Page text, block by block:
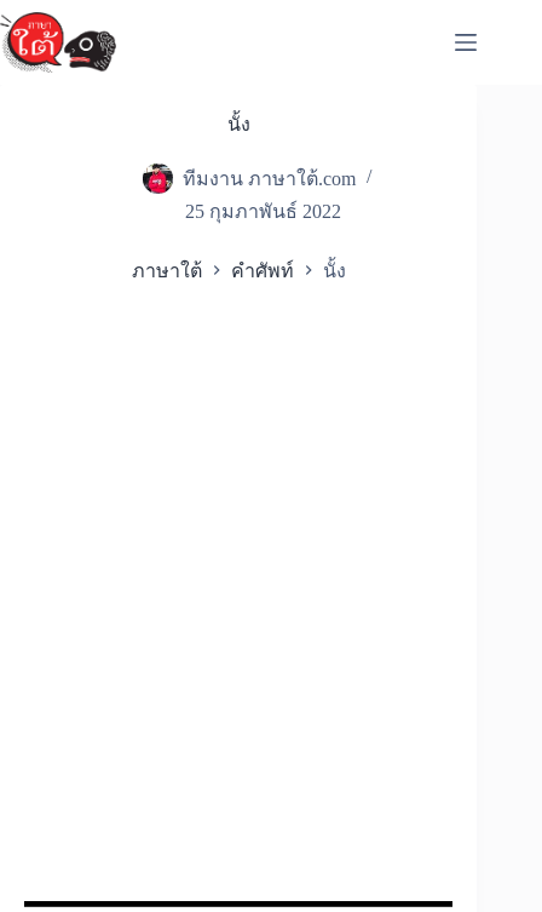
Skip
to
content
นั้ง
ทีมงาน ภาษาใต้.com
25 กุมภาพันธ์ 2022
ภาษาใต้ คำศัพท์ นั้ง